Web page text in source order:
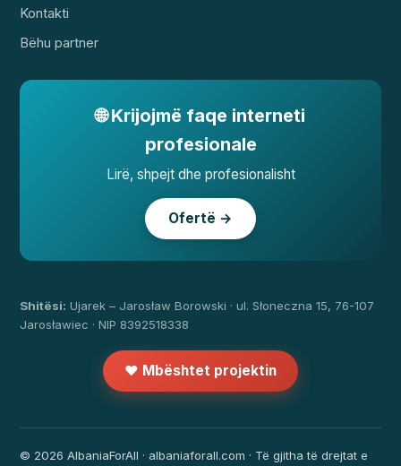
Kontakti
Bëhu partner
🌐 Krijojmë faqe interneti
profesionale
Lirë, shpejt dhe profesionalisht
Ofertë →
Shitësi: Ujarek – Jarosław Borowski · ul. Słoneczna 15, 76-107
Jarosławiec · NIP 8392518338
❤️ Mbështet projektin
© 2026 AlbaniaForAll · albaniaforall.com · Të gjitha të drejtat e